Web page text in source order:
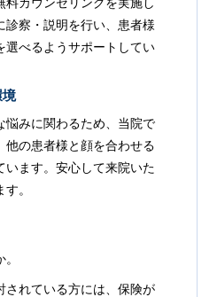
診察・説明を行い、患者様
選べるようサポートしてい
境
悩みに関わるため、当院で
他の患者様と顔を合わせる
います。安心して来院いた
。
されている方には、保険が